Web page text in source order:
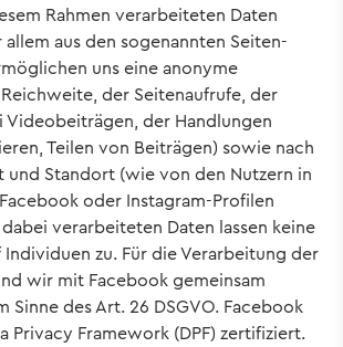
Rahmen verarbeiteten Daten
aus den sogenannten Seiten-
uns eine anonyme
der Seitenaufrufe, der
der Handlungen
Teilen von Beiträgen) sowie nach
und Standort (wie von den Nutzern in
oder Instagram-Profilen
verarbeiteten Daten lassen keine
Individuen zu. Für die Verarbeitung der
wir mit Facebook gemeinsam
des Art. 26 DSGVO. Facebook
Privacy Framework (DPF) zertifiziert.